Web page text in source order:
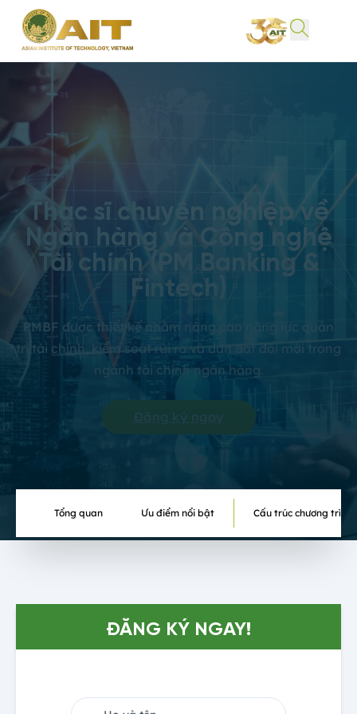
Thạc sĩ chuyên nghiệp về
Ngân hàng và Công nghệ
Tài chính (PM Banking &
Fintech)
PMBF được thiết kế nhằm nâng cao năng lực quản
trị tài chính, kiểm soát rủi ro và dẫn dắt đổi mới trong
ngành tài chính ngân hàng.
Đăng ký ngay
Tổng quan Ưu điểm nổi bật Cấu trúc chương trình
ĐĂNG KÝ NGAY!